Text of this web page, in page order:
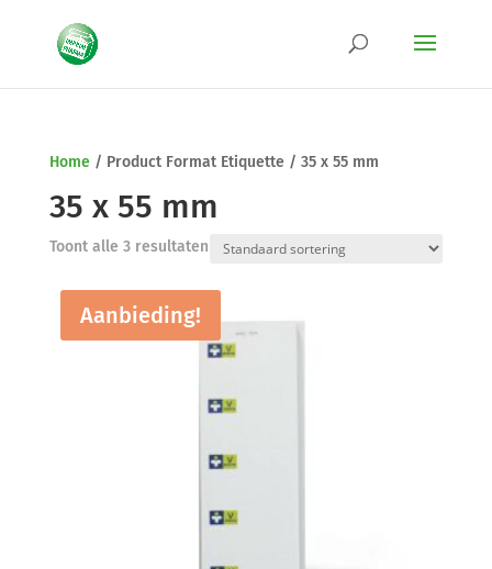
Home/ Product Format Etiquette / 35 x 55 mm
35 x 55 mm
Toont alle 3 resultaten
Aanbieding!